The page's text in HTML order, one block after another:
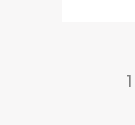
1